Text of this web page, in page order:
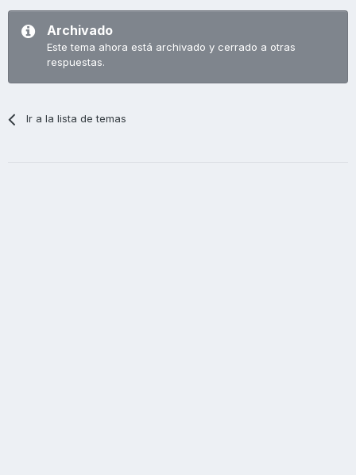
Archivado
Este tema ahora está archivado y cerrado a otras
respuestas.
Ir a la lista de temas